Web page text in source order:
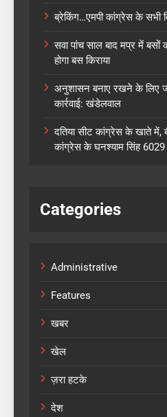
ब्रेकिंग…एमपी कांग्रेस के सभी
सवा पांच साल बाद मप्र में
होगा बस किराया
अनुशासन बनाए रखने के लिए जो
कार्रवाई: खंडेलवाल
दतिया सीट कांग्रेस के खाते में,
कांग्रेस के घनश्याम सिंह 6029
Categories
Administrative
Features
खबर
खेल
ज़रा हटके
देश